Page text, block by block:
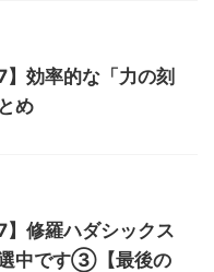
】効率的な「力の刻
め
】修羅ハダシックス
中です③【最後の